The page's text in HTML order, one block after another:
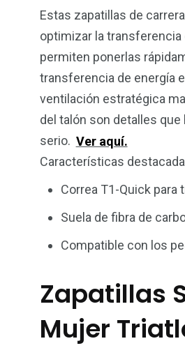
Estas zapatillas de
optimizar la transferencia
permiten ponerlas
transferencia de energía
ventilación estratégica
del talón son detalles
serio. Ver aquí.
Características
Correa T1-Quick para
Suela de fibra de
Compatible con los
Zapatillas
Mujer